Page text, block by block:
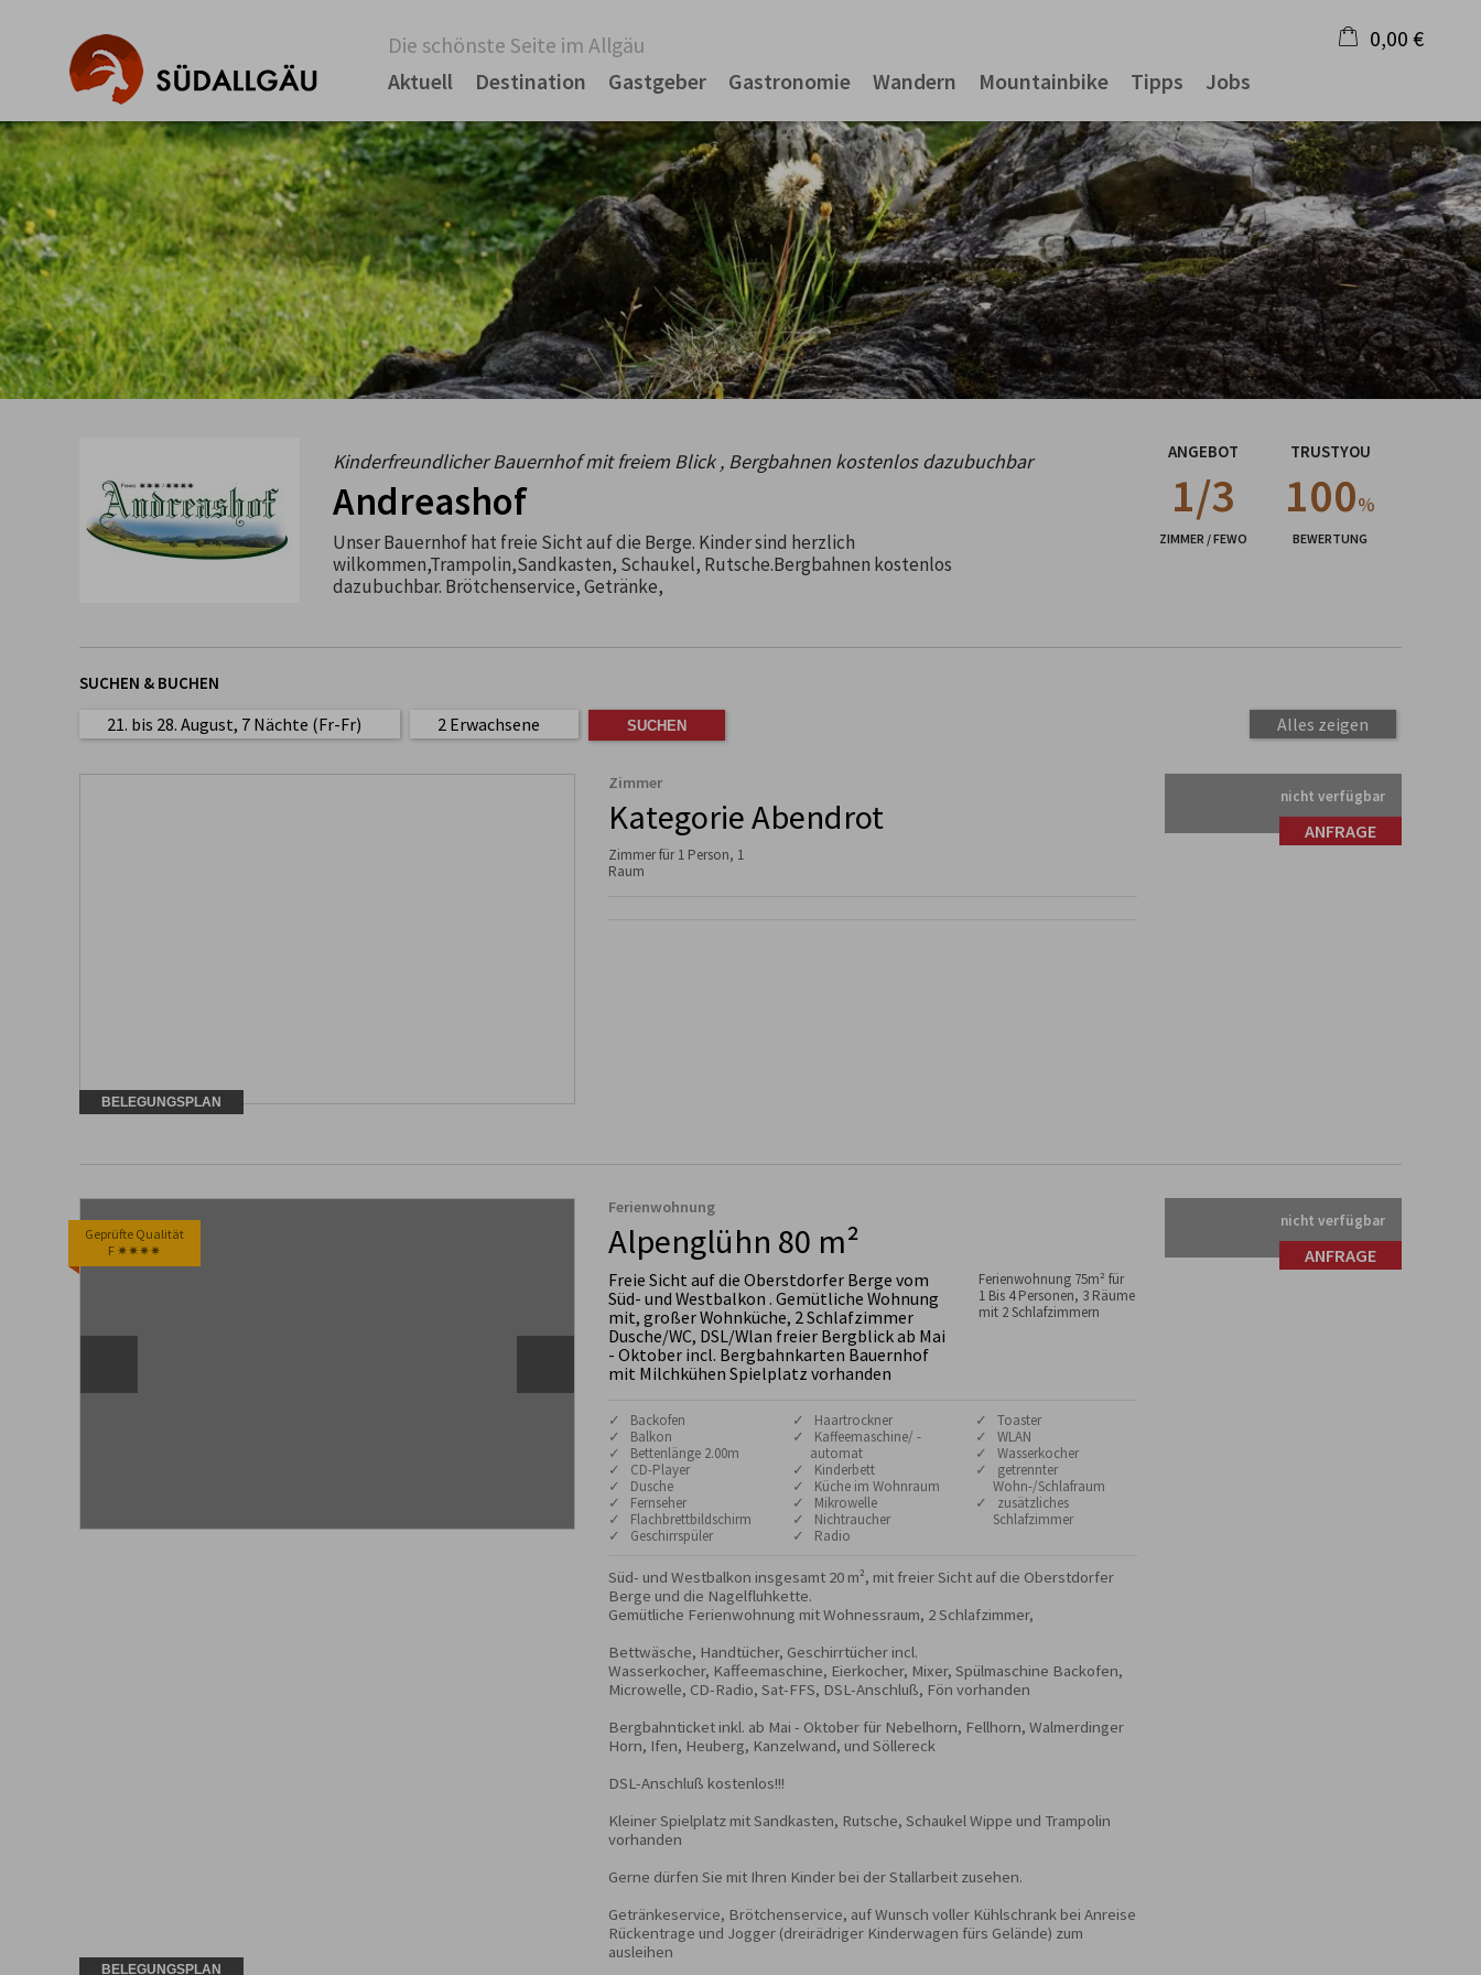
Die schönste Seite im Allgäu
Aktuell
Destination Gastgeber Gastronomie Wandern Mountainbike Tipps Jobs
0,00 €
Warenkorb ist leer
Kinderfreundlicher Bauernhof mit freiem Blick , Bergbahnen kostenlos dazubuchbar
Andreashof
Unser Bauernhof hat freie Sicht auf die Berge. Kinder sind herzlich
wilkommen,Trampolin,Sandkasten, Schaukel, Rutsche.Bergbahnen kostenlos
dazubuchbar. Brötchenservice, Getränke,
ANGEBOT
1/3
ZIMMER / FEWO
TRUSTYOU
100%
BEWERTUNG
SUCHEN & BUCHEN
21. bis 28. August, 7 Nächte (Fr-Fr) 2 Erwachsene Alles zeigen
Zimmer
Kategorie Abendrot
Zimmer für 1 Person, 1
Raum
nicht verfügbar
ANFRAGE
BELEGUNGSPLAN
Geprüfte Qualität
F ✷✷✷✷
Ferienwohnung
Alpenglühn 80 m²
Freie Sicht auf die Oberstdorfer Berge vom
Süd- und Westbalkon . Gemütliche Wohnung
mit, großer Wohnküche, 2 Schlafzimmer
Dusche/WC, DSL/Wlan freier Bergblick ab Mai
- Oktober incl. Bergbahnkarten Bauernhof
mit Milchkühen Spielplatz vorhanden
Ferienwohnung 75m² für
1 Bis 4 Personen, 3 Räume
mit 2 Schlafzimmern
✓ Backofen
✓ Balkon
✓ Bettenlänge 2.00m
✓ CD-Player
✓ Dusche
✓ Fernseher
✓ Flachbrettbildschirm
✓ Geschirrspüler
✓ Haartrockner
✓ Kaffeemaschine/ -
automat
✓ Kinderbett
✓ Küche im Wohnraum
✓ Mikrowelle
✓ Nichtraucher
✓ Radio
✓ Toaster
✓ WLAN
✓ Wasserkocher
✓ getrennter
Wohn-/Schlafraum
✓ zusätzliches
Schlafzimmer
Süd- und Westbalkon insgesamt 20 m², mit freier Sicht auf die Oberstdorfer
Berge und die Nagelfluhkette.
Gemütliche Ferienwohnung mit Wohnessraum, 2 Schlafzimmer,
Bettwäsche, Handtücher, Geschirrtücher incl.
Wasserkocher, Kaffeemaschine, Eierkocher, Mixer, Spülmaschine Backofen,
Microwelle, CD-Radio, Sat-FFS, DSL-Anschluß, Fön vorhanden
Bergbahnticket inkl. ab Mai - Oktober für Nebelhorn, Fellhorn, Walmerdinger
Horn, Ifen, Heuberg, Kanzelwand, und Söllereck
DSL-Anschluß kostenlos!!!
Kleiner Spielplatz mit Sandkasten, Rutsche, Schaukel Wippe und Trampolin
vorhanden
Gerne dürfen Sie mit Ihren Kinder bei der Stallarbeit zusehen.
Getränkeservice, Brötchenservice, auf Wunsch voller Kühlschrank bei Anreise
Rückentrage und Jogger (dreirädriger Kinderwagen fürs Gelände) zum
ausleihen
nicht verfügbar
ANFRAGE
BELEGUNGSPLAN